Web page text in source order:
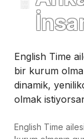
English Time
bir kurum
dinamik,
olmak
English Time